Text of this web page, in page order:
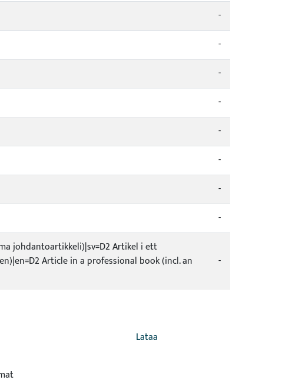
-
-
-
-
-
-
-
-
johdantoartikkeli)|sv=D2 Artikel i ett
Article in a professional book (incl. an
-
Lataa